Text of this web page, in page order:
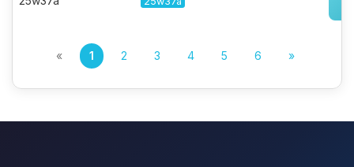
« 1 2 3 4 5 6 »